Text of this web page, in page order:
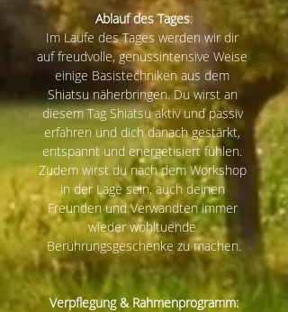
Ablauf des Tages:
Im Laufe des Tages werden wir dir
auf freudvolle, genussintensive Weise
einige Basistechniken aus dem
Shiatsu näherbringen. Du wirst an
diesem Tag Shiatsu aktiv und passiv
erfahren und dich danach gestärkt,
entspannt und energetisiert fühlen.
Zudem wirst du nach dem Workshop
in der Lage sein, auch deinen
Freunden und Verwandten immer
wieder wohltuende
Berührungsgeschenke zu machen.
Verpflegung & Rahmenprogramm: